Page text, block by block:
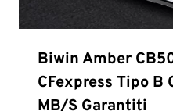
Biwin Amber
CFexpress Tipo B
MB/s Garantiti